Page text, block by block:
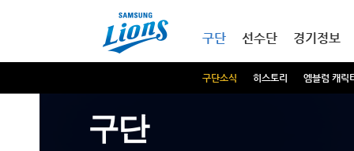
구단
구단소식 히스토리 엠블럼 캐릭
선수단 경기정보
구단